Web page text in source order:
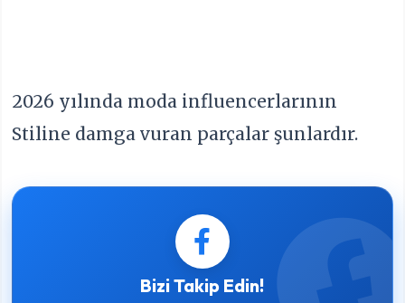
2026 yılında moda influencerlarının
Stiline damga vuran parçalar şunlardır.
Bizi Takip Edin!